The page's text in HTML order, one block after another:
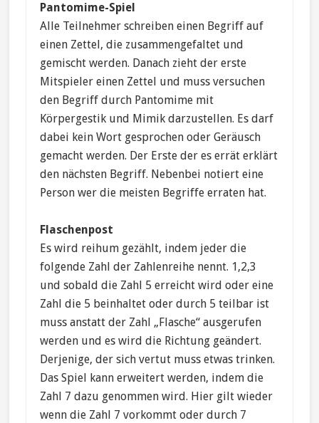
Pantomime-Spiel
Alle Teilnehmer schreiben einen Begriff auf
einen Zettel, die zusammengefaltet und
gemischt werden. Danach zieht der erste
Mitspieler einen Zettel und muss versuchen
den Begriff durch Pantomime mit
Körpergestik und Mimik darzustellen. Es darf
dabei kein Wort gesprochen oder Geräusch
gemacht werden. Der Erste der es errät erklärt
den nächsten Begriff. Nebenbei notiert eine
Person wer die meisten Begriffe erraten hat.
Flaschenpost
Es wird reihum gezählt, indem jeder die
folgende Zahl der Zahlenreihe nennt. 1,2,3
und sobald die Zahl 5 erreicht wird oder eine
Zahl die 5 beinhaltet oder durch 5 teilbar ist
muss anstatt der Zahl „Flasche“ ausgerufen
werden und es wird die Richtung geändert.
Derjenige, der sich vertut muss etwas trinken.
Das Spiel kann erweitert werden, indem die
Zahl 7 dazu genommen wird. Hier gilt wieder
wenn die Zahl 7 vorkommt oder durch 7